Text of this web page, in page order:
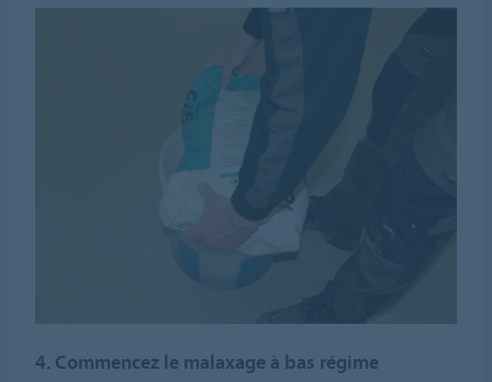
4. Commencez le malaxage à bas régime